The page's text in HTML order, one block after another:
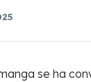
se ha